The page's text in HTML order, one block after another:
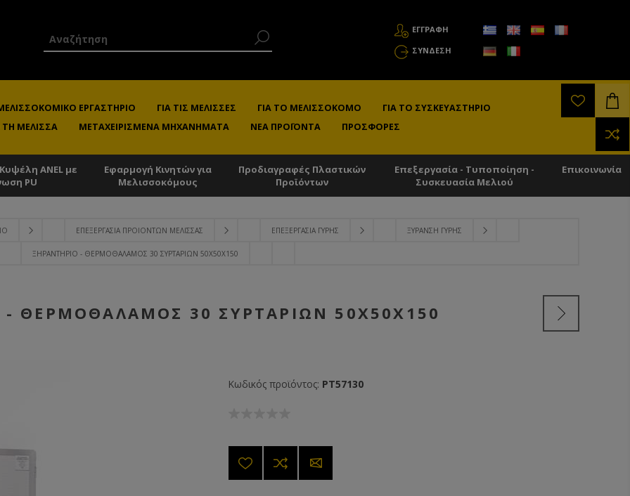
ΕΓΓΡΑΦΗ
ΣΎΝΔΕΣΗ
ΕΡΓΑΣΤΉΡΙΟ ΓΙΑ ΤΙΣ ΜΈΛΙΣΣΕΣ ΓΙΑ ΤΟ ΜΕΛΙΣΣΟΚΌΜΟ
ΓΙΑ ΤΟ ΣΥΣΚΕΥΑΣΤΉΡΙΟ
ΜΈΛΙΣΣΑ
ΜΕΤΑΧΕΙΡΙΣΜΈΝΑ ΜΗΧΑΝΉΜΑΤΑ ΝΈΑ ΠΡΟΪΌΝΤΑ ΠΡΟΣΦΟΡΈΣ
ANEL με
PU
Εφαρμογή Κινητών για
Μελισσοκόμους
Προδιαγραφές Πλαστικών
Προϊόντων
Επεξεργασία - Τυποποίηση -
Συσκευασία Μελιού
Επικοινωνία
ΕΠΕΞΕΡΓΑΣΊΑ ΠΡΟΙΌΝΤΩΝ ΜΈΛΙΣΣΑΣ ΕΠΕΞΕΡΓΑΣΊΑ ΓΎΡΗΣ ΞΥΡΑΝΣΗ ΓΎΡΗΣ
ΞΗΡΑΝΤΉΡΙΟ - ΘΕΡΜΟΘΆΛΑΜΟΣ 30 ΣΥΡΤΑΡΙΩΝ 50Χ50Χ150
ΘΕΡΜΟΘΆΛΑΜΟΣ 30 ΣΥΡΤΑΡΙΩΝ 50Χ50Χ150
Κωδικός προϊόντος: PT57130